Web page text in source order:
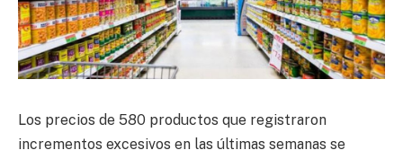
Los precios de 580 productos que registraron
incrementos excesivos en las últimas semanas se